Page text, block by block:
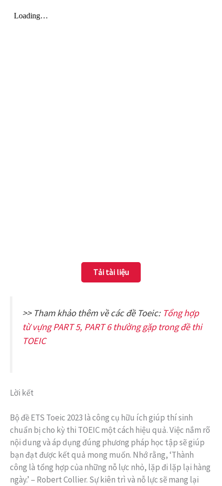
Tải tài liệu
>> Tham khảo thêm về các đề Toeic: Tổng hợp
từ vựng PART 5, PART 6 thường gặp trong đề thi
TOEIC
Lời kết
Bộ đề ETS Toeic 2023 là công cụ hữu ích giúp thí sinh
chuẩn bị cho kỳ thi TOEIC một cách hiệu quả. Việc nắm rõ
nội dung và áp dụng đúng phương pháp học tập sẽ giúp
bạn đạt được kết quả mong muốn. Nhớ rằng, ‘Thành
công là tổng hợp của những nỗ lực nhỏ, lặp đi lặp lại hàng
ngày.’ – Robert Collier. Sự kiên trì và nỗ lực sẽ mang lại